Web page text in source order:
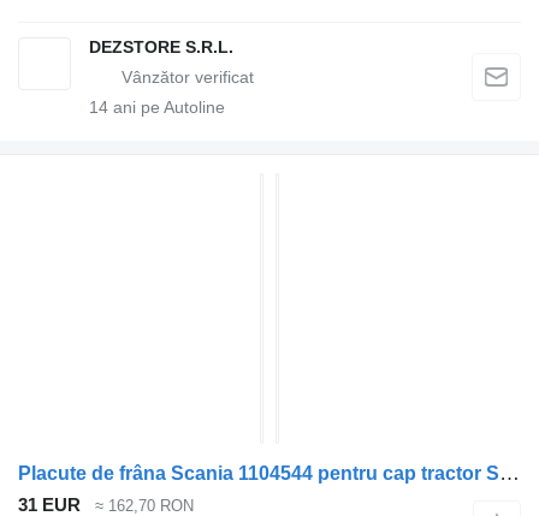
DEZSTORE S.R.L.
14 ani pe Autoline
Placute de frâna Scania 1104544 pentru cap tractor Scania
31 EUR ≈ 162,70 RON